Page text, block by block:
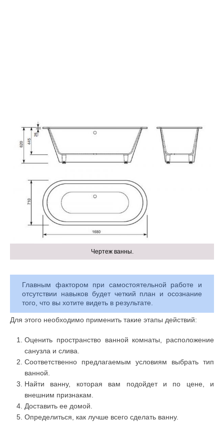
Чертеж ванны.
Главным фактором при самостоятельной работе и
отсутствии навыков будет четкий план и осознание
того, что вы хотите видеть в результате.
Для этого необходимо применить такие этапы действий:
Оценить пространство ванной комнаты, расположение
санузла и слива.
Соответственно предлагаемым условиям выбрать тип
ванной.
Найти ванну, которая вам подойдет и по цене, и
внешним признакам.
Доставить ее домой.
Определиться, как лучше всего сделать ванну.